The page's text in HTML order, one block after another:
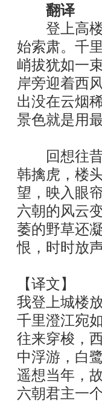
翻译
登上高楼
始索肃。千
峭拔犹如一
岸旁迎着西
出没在云烟
景色就是用
回想往昔
韩擒虎，楼
望，映入眼
六朝的风云
萎的野草还
恨，时时放
【译文】
我登上城楼
千里澄江宛
往来穿梭，
中浮游，白
遥想当年，
六朝君主一